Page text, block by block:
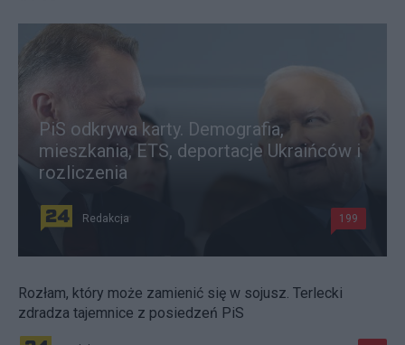
PiS odkrywa karty. Demografia,
mieszkania, ETS, deportacje Ukraińców i
rozliczenia
Redakcja 199
Rozłam, który może zamienić się w sojusz. Terlecki
zdradza tajemnice z posiedzeń PiS